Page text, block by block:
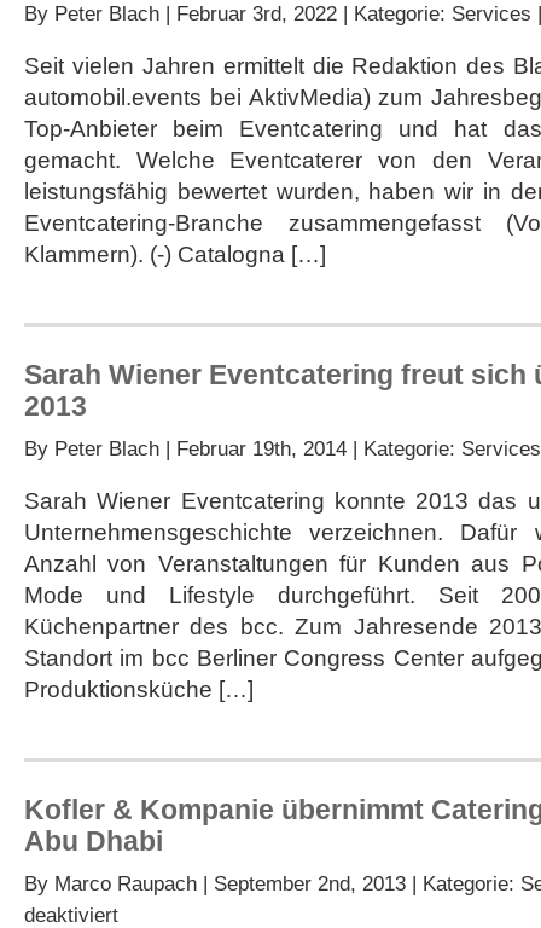
By Peter Blach | Februar 3rd, 2022 | Kategorie: Services
Seit vielen Jahren ermittelt die Redaktion des
automobil.events bei AktivMedia) zum
Top-Anbieter beim Eventcatering und hat
gemacht. Welche Eventcaterer von den
leistungsfähig bewertet wurden, haben wir in
Eventcatering-Branche zusammengefasst
Klammern). (-) Catalogna […]
Sarah Wiener Eventcatering freut sich
2013
By Peter Blach | Februar 19th, 2014 | Kategorie: Services
Sarah Wiener Eventcatering konnte 2013 das
Unternehmensgeschichte verzeichnen.
Anzahl von Veranstaltungen für Kunden aus
Mode und Lifestyle durchgeführt. Seit
Küchenpartner des bcc. Zum Jahresende
Standort im bcc Berliner Congress Center
Produktionsküche […]
Kofler & Kompanie übernimmt
Abu Dhabi
By Marco Raupach | September 2nd, 2013 | Kategorie:
deaktiviertfür